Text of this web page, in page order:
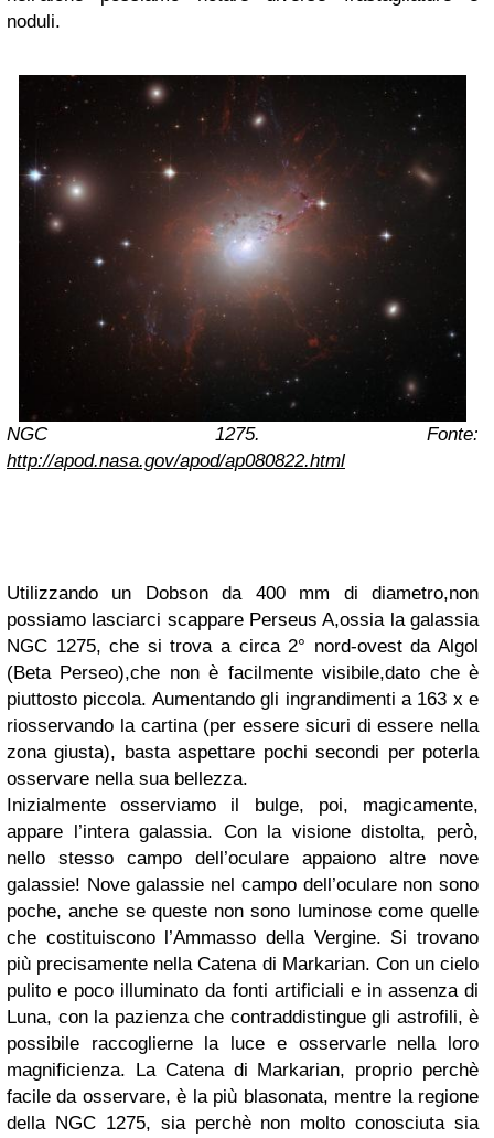
noduli.
NGC 1275. Fonte:
http://apod.nasa.gov/apod/ap080822.html
Utilizzando un Dobson da 400 mm di diametro,non
possiamo lasciarci scappare Perseus A,ossia la galassia
NGC 1275, che si trova a circa 2° nord-ovest da Algol
(Beta Perseo),che non è facilmente visibile,dato che è
piuttosto piccola. Aumentando gli ingrandimenti a 163 x e
riosservando la cartina (per essere sicuri di essere nella
zona giusta), basta aspettare pochi secondi per poterla
osservare nella sua bellezza.
Inizialmente osserviamo il bulge, poi, magicamente,
appare l’intera galassia. Con la visione distolta, però,
nello stesso campo dell’oculare appaiono altre nove
galassie! Nove galassie nel campo dell’oculare non sono
poche, anche se queste non sono luminose come quelle
che costituiscono l’Ammasso della Vergine. Si trovano
più precisamente nella Catena di Markarian. Con un cielo
pulito e poco illuminato da fonti artificiali e in assenza di
Luna, con la pazienza che contraddistingue gli astrofili, è
possibile raccoglierne la luce e osservarle nella loro
magnificienza. La Catena di Markarian, proprio perchè
facile da osservare, è la più blasonata, mentre la regione
della NGC 1275, sia perchè non molto conosciuta sia